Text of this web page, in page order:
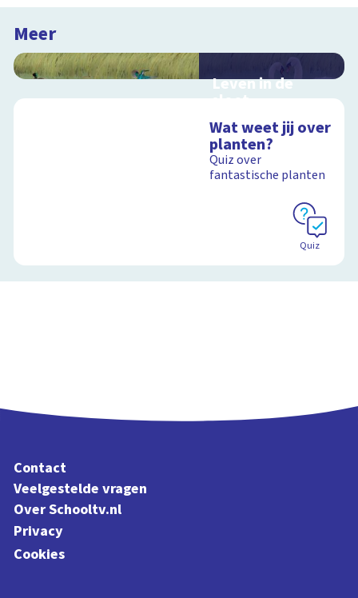
Meer
Leven in de
sloot
schoolplaat over het
slootleven
Schoolplaat
Wat weet jij over
planten?
Quiz over
fantastische planten
Quiz
Contact
Veelgestelde vragen
Over Schooltv.nl
Privacy
Cookies